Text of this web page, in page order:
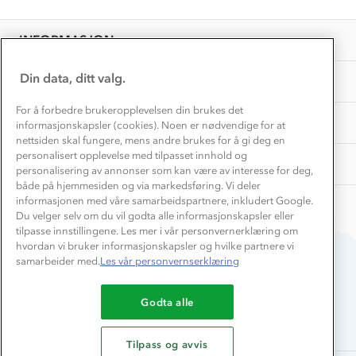
INFORMASJON
Presse
OM OSS
Samarbeide med oss?
TIPS OG RÅD
Store størrelser
Turmat oppskrifter
Beredskap
AKTIVITETER
Overnatte utendørs⛺
Leirskole 🥾
Barnehageansatt
Tips til hyttetur
Du betaler enkelt med
Din data, ditt valg.
For å forbedre brukeropplevelsen din brukes det
informasjonskapsler (cookies). Noen er nødvendige for at
nettsiden skal fungere, mens andre brukes for å gi deg en
personalisert opplevelse med tilpasset innhold og
personalisering av annonser som kan være av interesse for deg,
både på hjemmesiden og via markedsføring. Vi deler
informasjonen med våre samarbeidspartnere, inkludert Google.
Du velger selv om du vil godta alle informasjonskapsler eller
tilpasse innstillingene. Les mer i vår personvernerklæring om
hvordan vi bruker informasjonskapsler og hvilke partnere vi
samarbeider med.Les vår personvernserklæring
Godta alle
Tilpass og avvis